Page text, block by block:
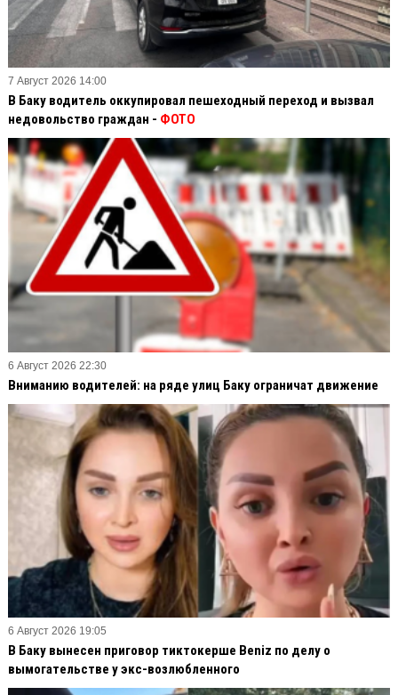
7 Август 2026 14:00
В Баку водитель оккупировал пешеходный переход и вызвал
недовольство граждан - ФОТО
6 Август 2026 22:30
Вниманию водителей: на ряде улиц Баку ограничат движение
6 Август 2026 19:05
В Баку вынесен приговор тиктокерше Beniz по делу о
вымогательстве у экс-возлюбленного